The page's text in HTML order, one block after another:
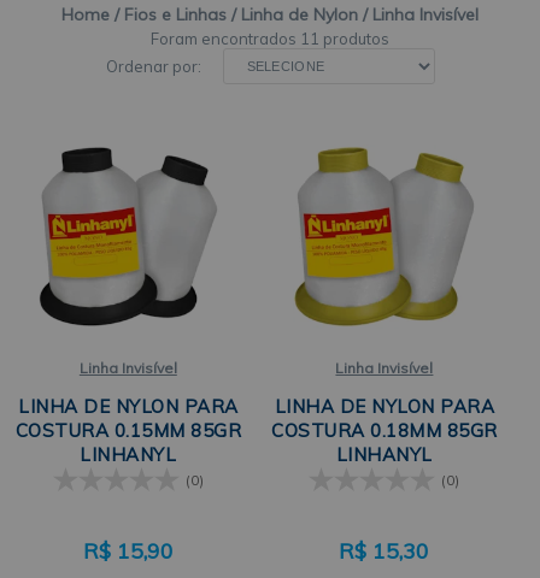
Home Fios e Linhas Linha de Nylon Linha Invisível
11 produtos
Ordenar por:
Linha Invisível
LINHA DE NYLON PARA
COSTURA 0.15MM 85GR
LINHANYL
(0)
R$ 15,90
Linha Invisível
LINHA DE NYLON PARA
COSTURA 0.18MM 85GR
LINHANYL
(0)
R$ 15,30